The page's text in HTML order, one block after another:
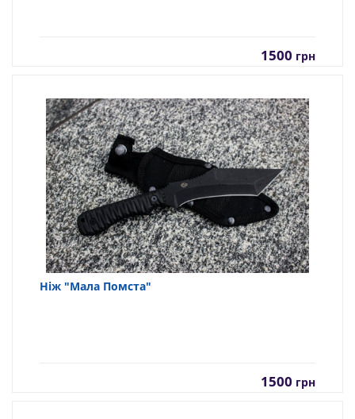
1500 грн
Ніж "Мала Помста"
1500 грн